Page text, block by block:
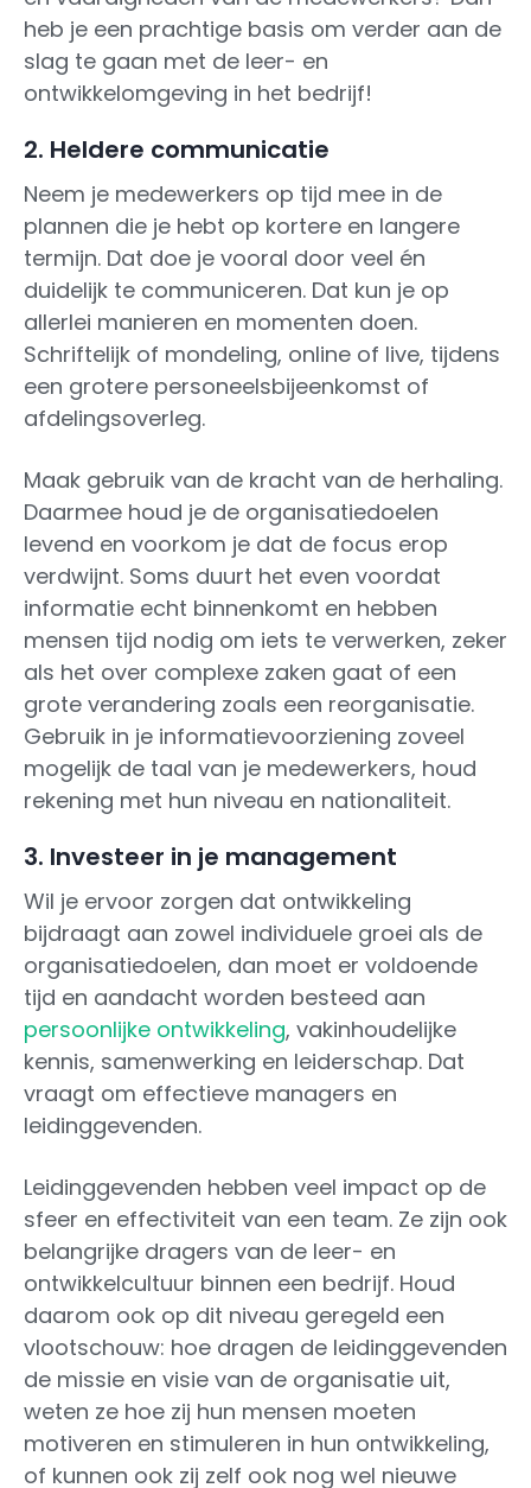
heb je een prachtige basis om verder aan de
slag te gaan met de leer- en
ontwikkelomgeving in het bedrijf!
2. Heldere communicatie
Neem je medewerkers op tijd mee in de
plannen die je hebt op kortere en langere
termijn. Dat doe je vooral door veel én
duidelijk te communiceren. Dat kun je op
allerlei manieren en momenten doen.
Schriftelijk of mondeling, online of live, tijdens
een grotere personeelsbijeenkomst of
afdelingsoverleg.
Maak gebruik van de kracht van de herhaling.
Daarmee houd je de organisatiedoelen
levend en voorkom je dat de focus erop
verdwijnt. Soms duurt het even voordat
informatie echt binnenkomt en hebben
mensen tijd nodig om iets te verwerken, zeker
als het over complexe zaken gaat of een
grote verandering zoals een reorganisatie.
Gebruik in je informatievoorziening zoveel
mogelijk de taal van je medewerkers, houd
rekening met hun niveau en nationaliteit.
3. Investeer in je management
Wil je ervoor zorgen dat ontwikkeling
bijdraagt aan zowel individuele groei als de
organisatiedoelen, dan moet er voldoende
tijd en aandacht worden besteed aan
persoonlijke ontwikkeling, vakinhoudelijke
kennis, samenwerking en leiderschap. Dat
vraagt om effectieve managers en
leidinggevenden.
Leidinggevenden hebben veel impact op de
sfeer en effectiviteit van een team. Ze zijn ook
belangrijke dragers van de leer- en
ontwikkelcultuur binnen een bedrijf. Houd
daarom ook op dit niveau geregeld een
vlootschouw: hoe dragen de leidinggevenden
de missie en visie van de organisatie uit,
weten ze hoe zij hun mensen moeten
motiveren en stimuleren in hun ontwikkeling,
of kunnen ook zij zelf ook nog wel nieuwe